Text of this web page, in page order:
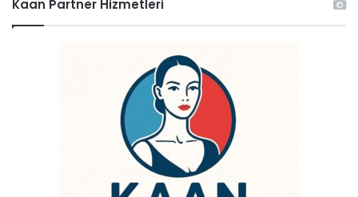
Kaan Partner Hizmetleri